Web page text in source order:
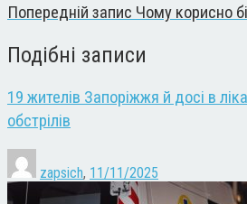
Попередній запис Чому корисно
Подібні записи
19 жителів Запоріжжя й досі в
обстрілів
zapsich, 11/11/2025